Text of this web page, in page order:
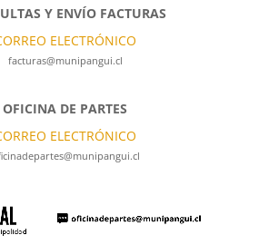
Y ENVÍO FACTURAS
ELECTRÓNICO
facturas@munipangui.cl
OFICINA DE PARTES
ELECTRÓNICO